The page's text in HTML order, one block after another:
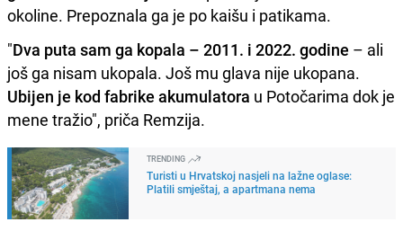
okoline. Prepoznala ga je po kaišu i patikama.
"Dva puta sam ga kopala – 2011. i 2022. godine – ali
još ga nisam ukopala. Još mu glava nije ukopana.
Ubijen je kod fabrike akumulatora u Potočarima dok je
mene tražio", priča Remzija.
TRENDING
Turisti u Hrvatskoj nasjeli na lažne oglase:
Platili smještaj, a apartmana nema